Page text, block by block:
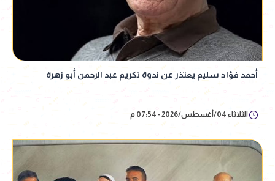
أحمد فؤاد سليم يعتذر عن ندوة تكريم عبد الرحمن أبو زهرة
الثلاثاء 04/أغسطس/2026 - 07:54 م